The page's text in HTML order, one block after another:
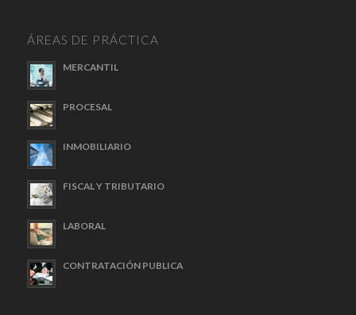
ÁREAS DE PRÁCTICA
MERCANTIL
PROCESAL
INMOBILIARIO
FISCAL Y TRIBUTARIO
LABORAL
CONTRATACIÓN PUBLICA